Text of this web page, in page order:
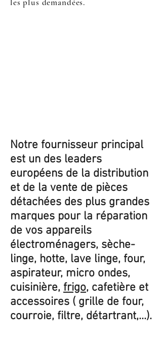
les plus demandées.
Notre fournisseur principal
est un des leaders
européens de la distribution
et de la vente de pièces
détachées des plus grandes
marques pour la réparation
de vos appareils
électroménagers, sèche-
linge, hotte, lave linge, four,
aspirateur, micro ondes,
cuisinière, frigo, cafetière et
accessoires ( grille de four,
courroie, filtre, détartrant,...).